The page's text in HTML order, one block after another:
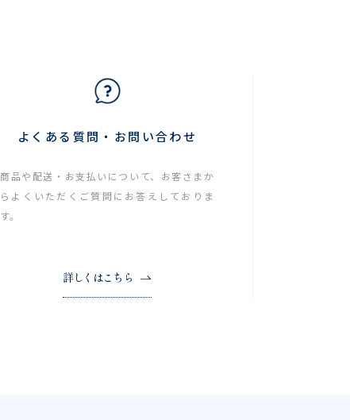
よくある質問・お問い合わせ
商品や配送・お支払いについて、お客さまか
らよくいただくご質問にお答えしておりま
す。
詳しくはこちら